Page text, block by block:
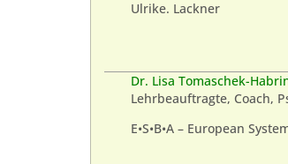
Ulrike. Lackner
Dr. Lisa Tomaschek-
Lehrbeauftragte, Coach,
E•S•B•A – European